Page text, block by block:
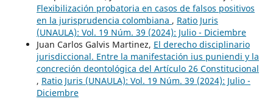
Flexibilización probatoria en casos de falsos positivos
en la jurisprudencia colombiana , Ratio Juris
(UNAULA): Vol. 19 Núm. 39 (2024): Julio - Diciembre
Juan Carlos Galvis Martinez, El derecho disciplinario
jurisdiccional. Entre la manifestación ius puniendi y la
concreción deontológica del Artículo 26 Constitucional
, Ratio Juris (UNAULA): Vol. 19 Núm. 39 (2024): Julio -
Diciembre